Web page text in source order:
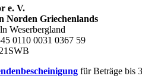
e. V.
Norden Griechenlands
Weserbergland
0110 0031 0367 59
für Beträge bis